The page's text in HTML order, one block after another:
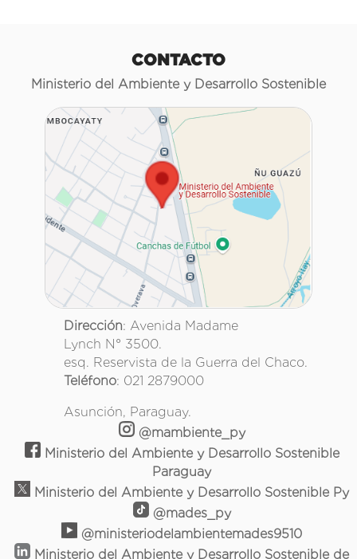
CONTACTO
Ministerio del Ambiente y Desarrollo Sostenible
Dirección: Avenida Madame
Lynch N° 3500.
esq. Reservista de la Guerra del Chaco.
Teléfono: 021 2879000
Asunción, Paraguay.
@mambiente_py
Ministerio del Ambiente y Desarrollo Sostenible
Paraguay
Ministerio del Ambiente y Desarrollo Sostenible Py
@mades_py
@ministeriodelambientemades9510
Ministerio del Ambiente y Desarrollo Sostenible de